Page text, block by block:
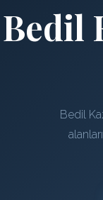
Bedil
Bedil